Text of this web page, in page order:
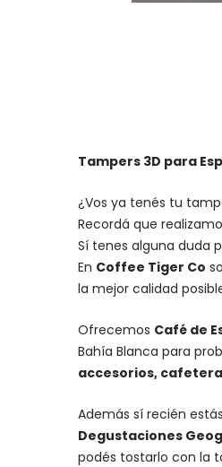
Tampers 3D para
¿Vos ya tenés tu
Recordá que
Sí tenes alguna duda
En Coffee Tiger Co
la mejor calidad
Ofrecemos Café de
Bahía Blanca para
accesorios,
Además sí recién
Degustaciones
podés tostarlo con la